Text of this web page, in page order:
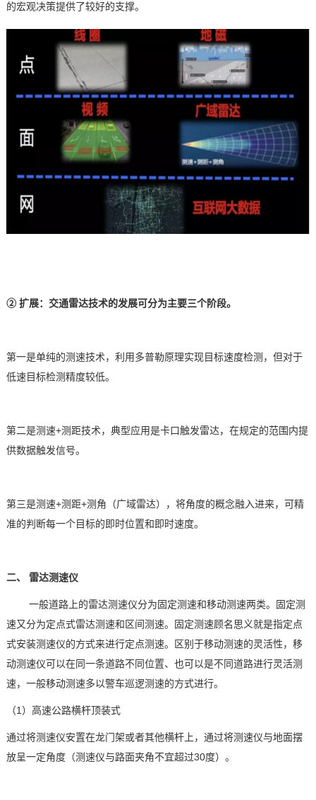
的宏观决策提供了较好的支撑。
② 扩展：交通雷达技术的发展可分为主要三个阶段。
第一是单纯的测速技术，利用多普勒原理实现目标速度检测，但对于
低速目标检测精度较低。
第二是测速+测距技术，典型应用是卡口触发雷达，在规定的范围内提
供数据触发信号。
第三是测速+测距+测角（广域雷达），将角度的概念融入进来，可精
准的判断每一个目标的即时位置和即时速度。
二、 雷达测速仪
一般道路上的雷达测速仪分为固定测速和移动测速两类。固定测
速又分为定点式雷达测速和区间测速。固定测速顾名思义就是指定点
式安装测速仪的方式来进行定点测速。区别于移动测速的灵活性，移
动测速仪可以在同一条道路不同位置、也可以是不同道路进行灵活测
速，一般移动测速多以警车巡逻测速的方式进行。
（1）高速公路横杆顶装式
通过将测速仪安置在龙门架或者其他横杆上，通过将测速仪与地面摆
放呈一定角度（测速仪与路面夹角不宜超过30度）。